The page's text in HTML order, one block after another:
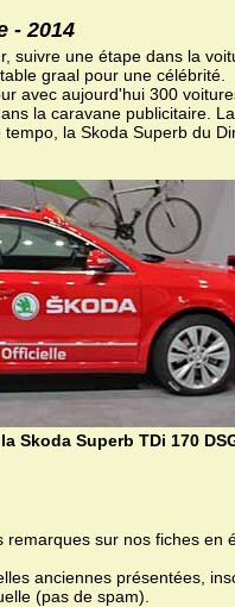
- 2014
suivre une étape dans la
graal pour une célébrité.
avec aujourd'hui 300
la caravane publicitaire.
la Skoda Superb du
Skoda Superb TDi 170
sur nos fiches en
anciennes présentées,
(pas de spam).